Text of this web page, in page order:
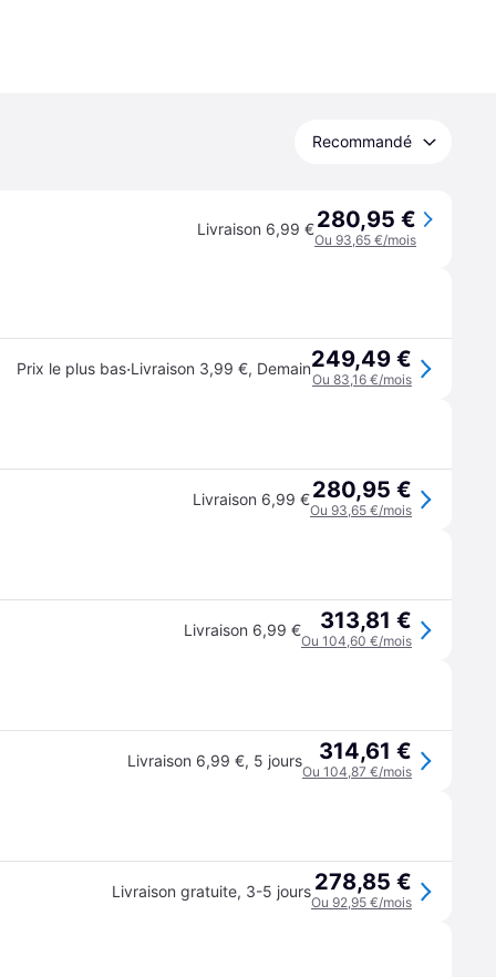
Recommandé
Livraison 6,99 €280,95 €
Ou 93,65 €/mois
Prix le plus bas·Livraison 3,99 €, Demain249,49 €
Ou 83,16 €/mois
Livraison 6,99 €280,95 €
Ou 93,65 €/mois
Livraison 6,99 € 313,81 €
Ou 104,60 €/mois
Livraison 6,99 €, 5 jours 314,61 €
Ou 104,87 €/mois
Livraison gratuite, 3-5 jours 278,85 €
Ou 92,95 €/mois